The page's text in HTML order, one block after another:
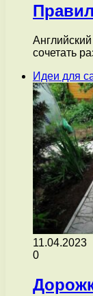
сочетать
Идеи для
11.04.2023
0